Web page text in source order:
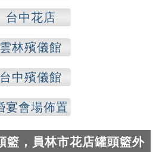
台中花店
雲林殯儀館
台中殯儀館
宴會場佈置
籃，員林市花店罐頭籃外